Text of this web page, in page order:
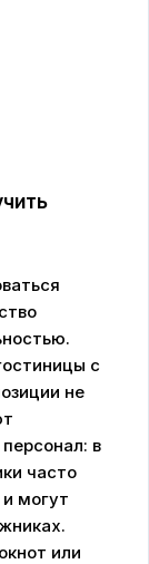
с
не
в
часто
могут
или